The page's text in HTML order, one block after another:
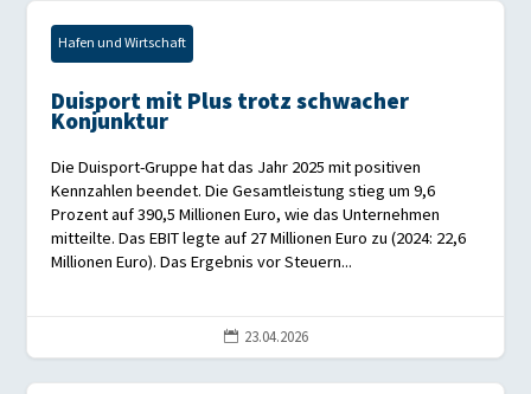
Hafen und Wirtschaft
Duisport mit Plus trotz schwacher
Konjunktur
Die Duisport-Gruppe hat das Jahr 2025 mit positiven
Kennzahlen beendet. Die Gesamtleistung stieg um 9,6
Prozent auf 390,5 Millionen Euro, wie das Unternehmen
mitteilte. Das EBIT legte auf 27 Millionen Euro zu (2024: 22,6
Millionen Euro). Das Ergebnis vor Steuern...
 23.04.2026